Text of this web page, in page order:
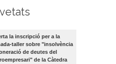
la inscripció per a la
taller sobre "insolvència
de deutes del
de la Càtedra